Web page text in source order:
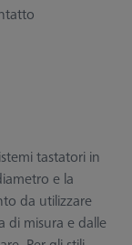
tastatori in
e la
da utilizzare
di misura e dalle